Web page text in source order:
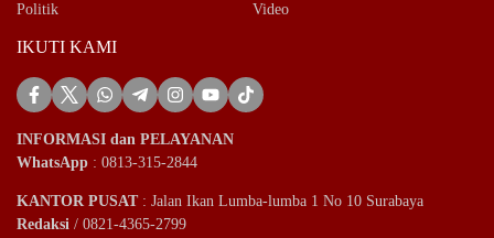
Politik Video
IKUTI KAMI
INFORMASI dan PELAYANAN
WhatsApp : 0813-315-2844
KANTOR PUSAT: Jalan Ikan Lumba-lumba 1 No 10 Surabaya
Redaksi / 0821-4365-2799